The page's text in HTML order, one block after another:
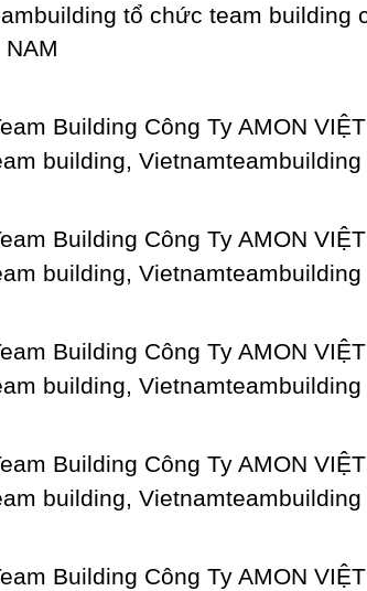
Công
NAM
tổ chức team building
NAM